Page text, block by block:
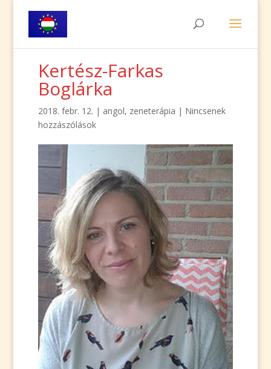
Kertész-Farkas
Boglárka
2018. febr. 12. | angol, zeneterápia | Nincsenek
hozzászólások